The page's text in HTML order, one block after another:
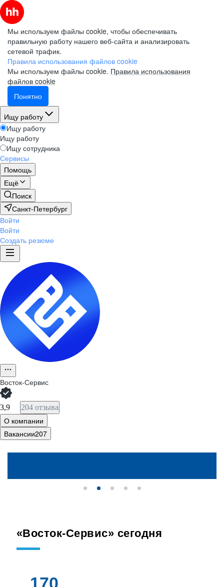
Мы используем файлы cookie, чтобы обеспечивать
правильную работу нашего веб-сайта и анализировать
сетевой трафик.
Правила использования файлов cookie
Мы используем файлы cookie. Правила использования
файлов cookie
Понятно
Ищу работу
Ищу работу
Ищу работу
Ищу сотрудника
Сервисы
Помощь
Ещё
Поиск
Санкт-Петербург
Войти
Войти
Создать резюме
Восток-Сервис
3,9 204 отзыва
О компании
Вакансии207
«Восток-Сервис» сегодня